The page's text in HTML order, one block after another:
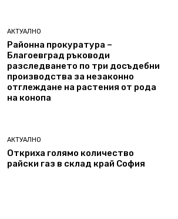
АКТУАЛНО
Районна прокуратура –
Благоевград ръководи
разследването по три досъдебни
производства за незаконно
отглеждане на растения от рода
на конопа
АКТУАЛНО
Откриха голямо количество
райски газ в склад край София